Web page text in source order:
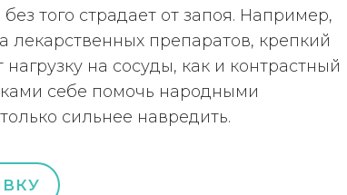
того страдает от запоя. Например,
лекарственных препаратов, крепкий
на сосуды, как и контрастный
себе помочь народными
сильнее навредить.